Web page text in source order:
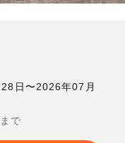
日〜2026年07月
で